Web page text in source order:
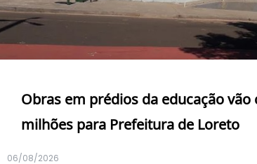
Obras em prédios da educação vão
milhões para Prefeitura de Loreto
06/08/2026